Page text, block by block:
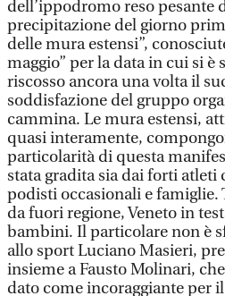
dell’ippodromo reso pesante
precipitazione del giorno
delle mura estensi”,
maggio” per la data in cui si è
riscosso ancora una volta il
soddisfazione del gruppo
cammina. Le mura estensi,
quasi interamente,
particolarità di questa
stata gradita sia dai forti
podisti occasionali e
da fuori regione, Veneto in
bambini. Il particolare non è
allo sport Luciano Masieri,
insieme a Fausto Molinari,
dato come incoraggiante per